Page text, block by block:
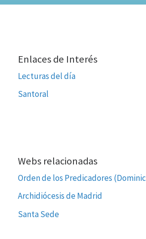
Enlaces de Interés
Lecturas del día
Santoral
Webs relacionadas
Orden de los Predicadores
Archidiócesis de Madrid
Santa Sede